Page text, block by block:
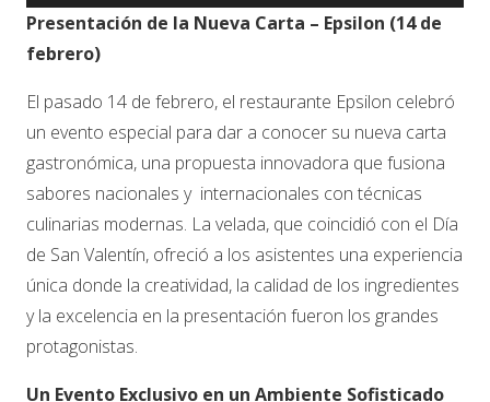
Presentación de la Nueva Carta – Epsilon (14 de
febrero)
El pasado 14 de febrero, el restaurante Epsilon celebró
un evento especial para dar a conocer su nueva carta
gastronómica, una propuesta innovadora que fusiona
sabores nacionales y internacionales con técnicas
culinarias modernas. La velada, que coincidió con el Día
de San Valentín, ofreció a los asistentes una experiencia
única donde la creatividad, la calidad de los ingredientes
y la excelencia en la presentación fueron los grandes
protagonistas.
Un Evento Exclusivo en un Ambiente Sofisticado